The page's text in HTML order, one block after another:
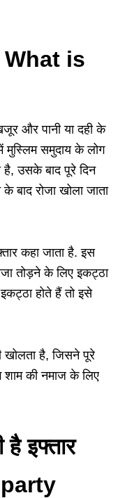
What is
और पानी या दही के
मुस्लिम समुदाय के लोग
है, उसके बाद पूरे दिन
बाद रोजा खोला जाता
कहा जाता है. इस
तोड़ने के लिए इकट्ठा
होते हैं तो इसे
खोलता है, जिसने पूरे
शाम की नमाज के लिए
है इफ्तार
party